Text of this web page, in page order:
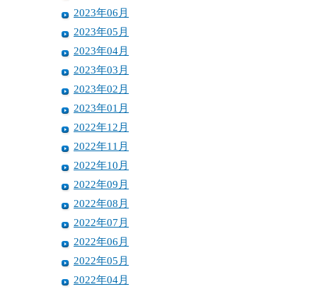
2023年06月
2023年05月
2023年04月
2023年03月
2023年02月
2023年01月
2022年12月
2022年11月
2022年10月
2022年09月
2022年08月
2022年07月
2022年06月
2022年05月
2022年04月